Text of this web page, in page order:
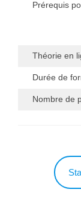
Prérequis
Théorie en
Durée de
Nombre de